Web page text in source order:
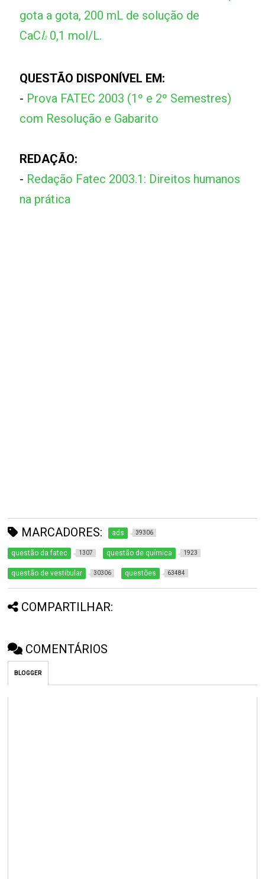
gota a gota, 200 mL de solução de
CaCl20,1 mol/L.
QUESTÃO DISPONÍVEL EM:
- Prova FATEC 2003 (1º e 2º Semestres)
com Resolução e Gabarito
REDAÇÃO:
- Redação Fatec 2003.1: Direitos humanos
na prática
MARCADORES: ads 39306
questão da fatec 1307 questão de química 1923
questão de vestibular 30306 questões 63484
COMPARTILHAR:
COMENTÁRIOS
BLOGGER